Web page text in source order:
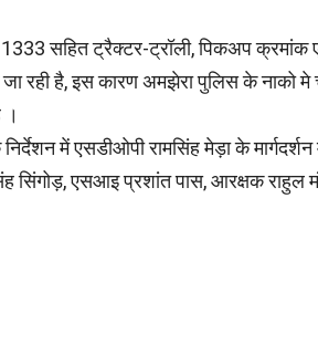
सहित ट्रैक्टर-ट्रॉली, पिकअप
जा रही है, इस कारण अमझेरा पुलिस के
।
में एसडीओपी रामसिंह मेड़ा के
सिंगोड़, एसआइ प्रशांत पास, आरक्षक राहुल